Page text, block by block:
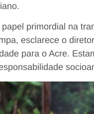
primordial na
esclarece o
para o Acre.